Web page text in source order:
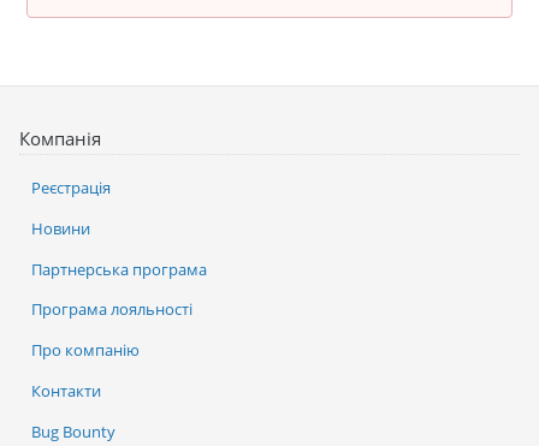
Компанія
Реєстрація
Новини
Партнерська програма
Програма лояльності
Про компанію
Контакти
Bug Bounty